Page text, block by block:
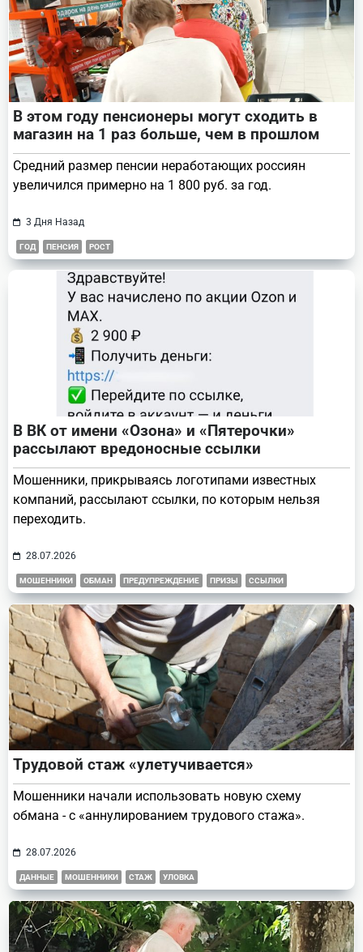
В этом году пенсионеры могут сходить в
магазин на 1 раз больше, чем в прошлом
Средний размер пенсии неработающих россиян
увеличился примерно на 1 800 руб. за год.
3 Дня Назад
ГОД ПЕНСИЯ РОСТ
В ВК от имени «Озона» и «Пятерочки»
рассылают вредоносные ссылки
Мошенники, прикрываясь логотипами известных
компаний, рассылают ссылки, по которым нельзя
переходить.
28.07.2026
МОШЕННИКИ ОБМАН ПРЕДУПРЕЖДЕНИЕ ПРИЗЫ ССЫЛКИ
Трудовой стаж «улетучивается»
Мошенники начали использовать новую схему
обмана - с «аннулированием трудового стажа».
28.07.2026
ДАННЫЕ МОШЕННИКИ СТАЖ УЛОВКА